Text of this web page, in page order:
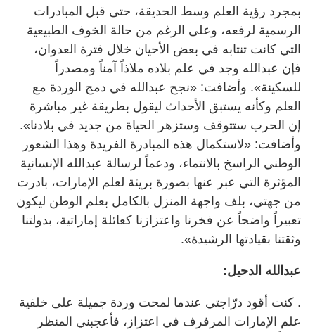
بمجرد رؤية العلم وسط الحديقة، حتى قبل المبادرات
الرسمية لرفعه، وعلى الرغم من حالة الخوف الطبيعية
التي كانت تنتابه في بعض الأحيان خلال فترة العدوان،
فإن عبدالله وجد في علم بلاده ملاذاً آمناً ومصدراً
للسكينة». وأضافت: «نجح عبدالله في دمج الوردة مع
العلم وكأنه يستبق الأحداث ليقول بطريقة غير مباشرة
إن الحرب ستتوقف وستزهر الحياة من جديد في بلادنا».
وأضافت: «لاستكمال هذه المبادرة الفريدة وهذا الشعور
الوطني الراسخ بالانتماء، ودعماً لرسالة عبدالله الإنسانية
المؤثرة التي عبر عنها بصورة بريئة لعلم الإمارات، بادرت
من جهتي، بلف واجهة المنزل بالكامل بعلم الوطن ليكون
تعبيراً واضحاً عن فخرنا واعتزازنا كعائلة إماراتية، بدولتنا
وثقتنا بقيادتها الرشيدة».
عبدالله الدحيل:
. كنت أقود درّاجتي عندما لمحت وردة جميلة على خلفية
علم الإمارات المرفرف في اعتزاز، فأعجبني المنظر